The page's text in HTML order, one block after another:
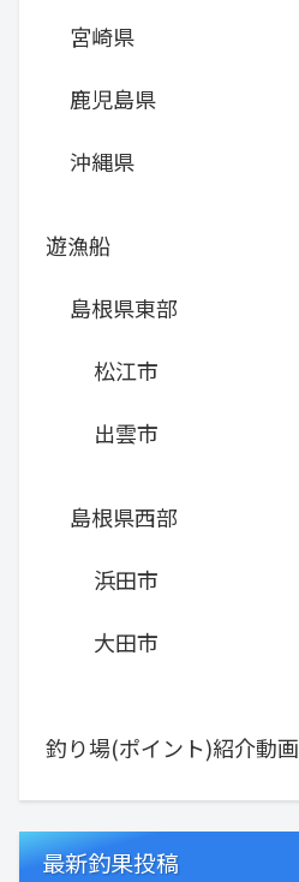
宮崎県
鹿児島県
沖縄県
遊漁船
島根県東部
松江市
出雲市
島根県西部
浜田市
大田市
釣り場(ポイント)紹介動画
最新釣果投稿